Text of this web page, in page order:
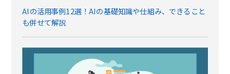
AIの活用事例12選！AIの基礎知識や仕組み、できること
も併せて解説